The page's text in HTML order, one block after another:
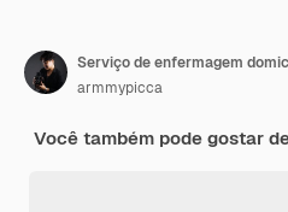
armmypicca
Você também pode gostar